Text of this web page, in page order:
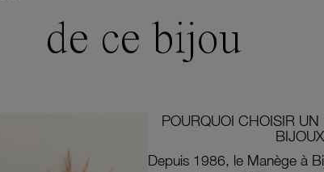
de ce bijou
POURQUOI CHOISIR
Depuis 1986, le Manège à